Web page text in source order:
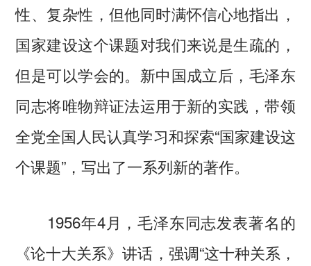
性、复杂性，但他同时满怀信心地指出，
国家建设这个课题对我们来说是生疏的，
但是可以学会的。新中国成立后，毛泽东
同志将唯物辩证法运用于新的实践，带领
全党全国人民认真学习和探索“国家建设这
个课题”，写出了一系列新的著作。
1956年4月，毛泽东同志发表著名的
《论十大关系》讲话，强调“这十种关系，